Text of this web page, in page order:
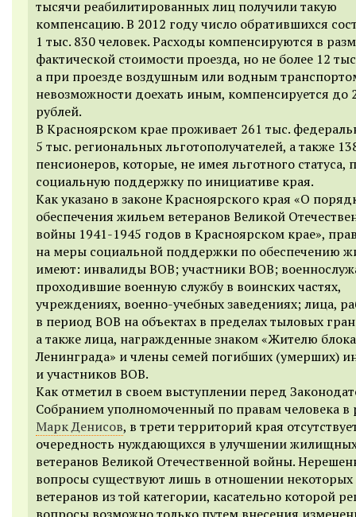
тысячи реабилитированных лиц получили такую
компенсацию. В 2012 году число обратившихся
1 тыс. 830 человек. Расходы компенсируются в
фактической стоимости проезда, но не более 12
а при проезде воздушным или водным
невозможности доехать иным, компенсируется до
рублей.
В Красноярском крае проживает 261 тыс.
5 тыс. региональных льготополучателей, а также
пенсионеров, которые, не имея льготного статуса,
социальную поддержку по инициативе края.
Как указано в законе Красноярского края «О
обеспечения жильем ветеранов Великой
войны 1941-1945 годов в Красноярском крае»,
на меры социальной поддержки по обеспечению
имеют: инвалиды ВОВ; участники ВОВ;
проходившие военную службу в воинских частях,
учреждениях, военно-учебных заведениях; лица,
в период ВОВ на объектах в пределах тыловых
а также лица, награжденные знаком «Жителю
Ленинграда» и члены семей погибших (умерших)
и участников ВОВ.
Как отметил в своем выступлении перед
Собранием уполномоченный по правам человека в
Марк Денисов, в трети территорий края
очередность нуждающихся в улучшении
ветеранов Великой Отечественной войны.
вопросы существуют лишь в отношении некоторых
ветеранов из той категории, касательно которой